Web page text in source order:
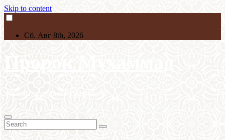
Skip to content
Сб. Авг 8th, 2026